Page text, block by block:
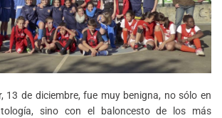
13 de diciembre, fue muy benigna, no sólo en
sino con el baloncesto de los más